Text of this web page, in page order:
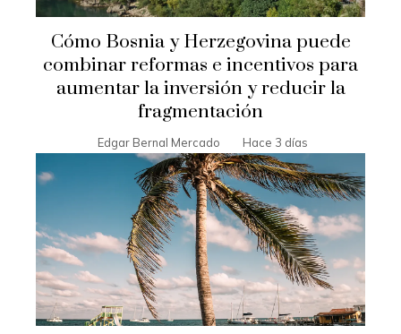
Cómo Bosnia y Herzegovina puede
combinar reformas e incentivos para
aumentar la inversión y reducir la
fragmentación
Edgar Bernal Mercado Hace 3 días